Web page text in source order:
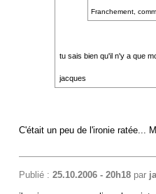
Franchement,
tu sais bien qu'il n'y a que
jacques
C'était un peu de l'ironie ratée...
Publié : 25.10.2006 - 20h18par